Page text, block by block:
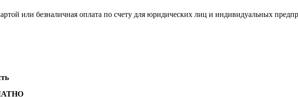
или безналичная оплата по счету для юридических лиц и индивидуальных